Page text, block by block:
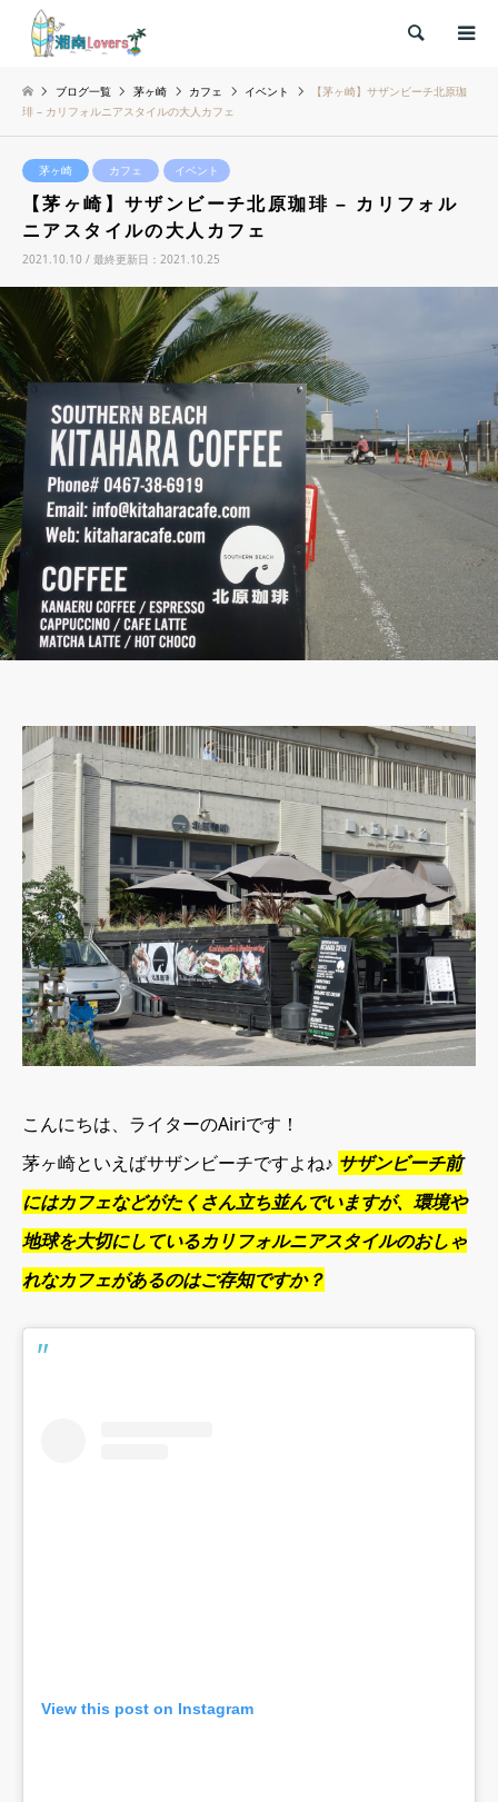
検索
ブログ一覧 茅ヶ崎 カフェ イベント
【茅ヶ崎】サザンビーチ北原珈
琲 – カリフォルニアスタイルの大人カフェ
茅ヶ崎 カフェ イベント
【茅ヶ崎】サザンビーチ北原珈琲 – カリフォル
ニアスタイルの大人カフェ
2021.10.10 / 最終更新日：2021.10.25
こんにちは、ライターのAiriです！
茅ヶ崎といえばサザンビーチですよね♪ サザンビーチ前
にはカフェなどがたくさん立ち並んでいますが、環境や
地球を大切にしているカリフォルニアスタイルのおしゃ
れなカフェがあるのはご存知ですか？
View this post on Instagram